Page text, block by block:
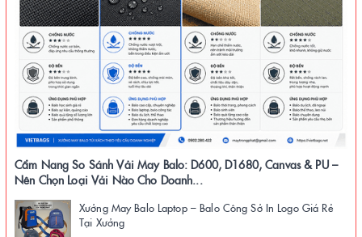
Cẩm Nang So Sánh Vải May Balo: D600, D1680, Canvas & PU –
Nên Chọn Loại Vải Nào Cho Doanh...
Xưởng May Balo Laptop – Balo Công Sở In Logo Giá Rẻ
Tại Xưởng